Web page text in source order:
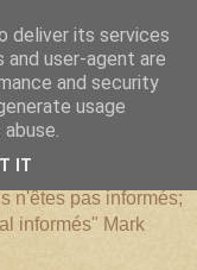
n'êtes pas informés;
informés" Mark
deliver its services
and user-agent are
and security
usage
IT